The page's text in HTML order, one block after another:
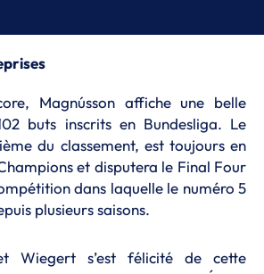
Magnússon affiche une belle
buts inscrits en Bundesliga. Le
du classement, est toujours en
et disputera le Final Four
dans laquelle le numéro 5
plusieurs saisons.
Wiegert s’est félicité de cette